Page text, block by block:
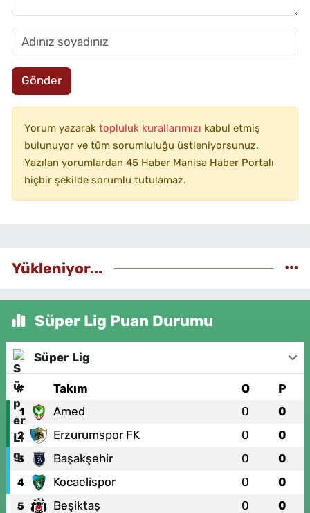
Gönder
Yorum yazarak topluluk kurallarımızı kabul etmiş
bulunuyor ve tüm sorumluluğu üstleniyorsunuz.
Yazılan yorumlardan 45 Haber Manisa Haber Portalı
hiçbir şekilde sorumlu tutulamaz.
Yükleniyor...
Süper Lig Puan Durumu
Süper Lig
# Takım O P
1 Amed 0 0
2 Erzurumspor FK 0 0
3 Başakşehir 0 0
4 Kocaelispor 0 0
5 Beşiktaş 0 0